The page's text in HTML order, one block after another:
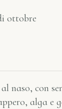
ottobre
naso, con
alga e